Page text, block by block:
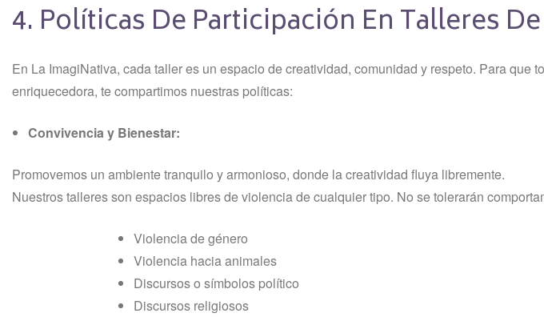
4. Políticas De Participación En Talleres
En La ImagiNativa, cada taller es un espacio de creatividad, comunidad y respeto. Para que
enriquecedora, te compartimos nuestras políticas:
Convivencia y Bienestar:
Promovemos un ambiente tranquilo y armonioso, donde la creatividad fluya libremente.
Nuestros talleres son espacios libres de violencia de cualquier tipo. No se tolerarán
Violencia de género
Violencia hacia animales
Discursos o símbolos político
Discursos religiosos